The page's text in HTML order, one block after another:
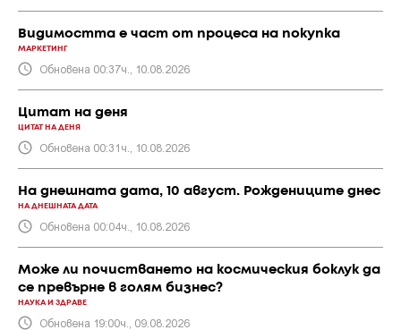
Видимостта е част от процеса на покупка
МАРКЕТИНГ
Обновена 00:37ч., 10.08.2026
Цитат на деня
ЦИТАТ НА ДЕНЯ
Обновена 00:31ч., 10.08.2026
На днешната дата, 10 август. Рождениците днес
НА ДНЕШНАТА ДАТА
Обновена 00:04ч., 10.08.2026
Може ли почистването на космическия боклук да
се превърне в голям бизнес?
НАУКА И ЗДРАВЕ
Обновена 19:00ч., 09.08.2026